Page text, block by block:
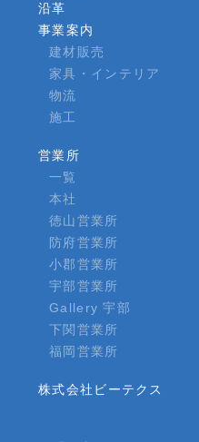
沿革
事業案内
建材販売
家具・インテリア
物流
施工
営業所
一覧
本社
徳山営業所
防府営業所
小郡営業所
宇部営業所
Gallery 宇部
下関営業所
福岡営業所
株式会社ビーテクス